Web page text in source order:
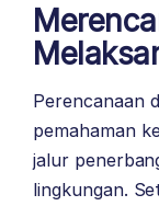
Perencanaan
pemahaman
jalur
lingkungan.